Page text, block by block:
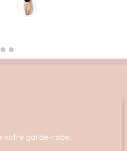
votre garde-robe.